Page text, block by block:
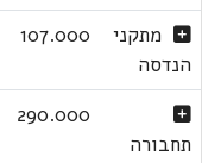
מתקני
הנדסה
107.000
תחבורה
290.000